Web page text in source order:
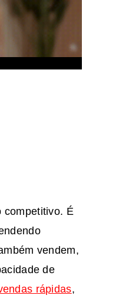
competitivo. É
vendem,
de
rápidas,